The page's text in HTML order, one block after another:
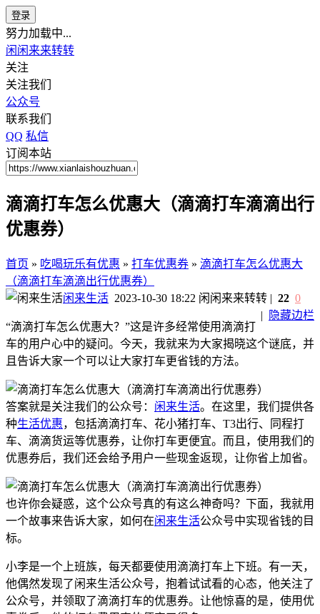
登录
努力加载中...
闲闲来来转转
关注
关注我们
公众号
联系我们
QQ 私信
订阅本站
滴滴打车怎么优惠大（滴滴打车滴滴出行
优惠券）
首页 » 吃喝玩乐有优惠 » 打车优惠券 » 滴滴打车怎么优惠大
（滴滴打车滴滴出行优惠券）
闲来生活 2023-10-30 18:22 闲闲来来转转
|
隐藏边栏
| 22 0
“滴滴打车怎么优惠大？”这是许多经常使用滴滴打
车的用户心中的疑问。今天，我就来为大家揭晓这个谜底，并
且告诉大家一个可以让大家打车更省钱的方法。
答案就是关注我们的公众号： 闲来生活。在这里，我们提供各
种生活优惠，包括滴滴打车、花小猪打车、T3出行、同程打
车、滴滴货运等优惠券，让你打车更便宜。而且，使用我们的
优惠券后，我们还会给予用户一些现金返现，让你省上加省。
也许你会疑惑，这个公众号真的有这么神奇吗？下面，我就用
一个故事来告诉大家，如何在闲来生活公众号中实现省钱的目
标。
小李是一个上班族，每天都要使用滴滴打车上下班。有一天，
他偶然发现了闲来生活公众号，抱着试试看的心态，他关注了
公众号，并领取了滴滴打车的优惠券。让他惊喜的是，使用优